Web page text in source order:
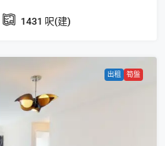
1431 呎(建)
出租 筍盤